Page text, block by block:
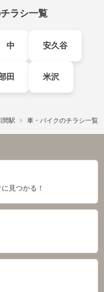
ラシ一覧
中 安久谷
田 米沢
間駅 車・バイクのチラシ一覧
見つかる！